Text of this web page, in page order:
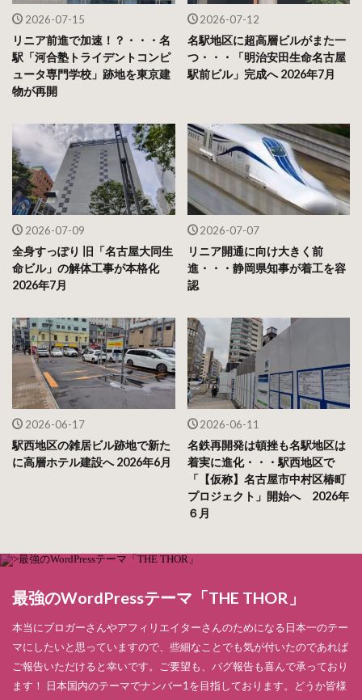
2026-07-15
リニア前進で加速！？・・・名
駅「河合塾トライデントコンピ
ュータ専門学校」跡地を東京建
物が再開
2026-07-12
名駅地区に超高層ビルがまた一
つ・・・「明治安田生命名古屋
駅前ビル」完成へ 2026年7月
2026-07-09
全身すっぽり 旧「名古屋大同生
命ビル」の解体工事が本格化
2026年7月
2026-07-07
リニア開通に向け大きく前
進・・・静岡県知事が着工を容
認
2026-06-17
駅西地区の雑居ビル跡地で新た
に高層ホテル建設へ 2026年6月
2026-06-11
名鉄再開発は頓挫も名駅地区は
着実に進化・・・駅西地区で
「【仮称】名古屋市中村区椿町
プロジェクト」開始へ 2026年
６月
最強のWordPressテーマ「THE THOR」
本当にブロガーさんやアフィリエイターさんのためになる日本一のテー
マにしたいと思っていますので、些細なことでも気が付いたのであれば
ご報告いただけると幸いです。ご要望も、バグ報告も喜んで承っており
ます！ 日本国内のテーマでナンバー1を目指しております。どうか皆様